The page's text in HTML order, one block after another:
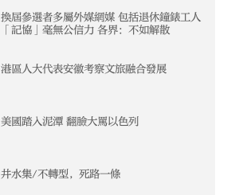
換屆參選者多屬外媒網媒 包括退休鐘錶工人
「記協」毫無公信力 各界：不如解散
港區人大代表安徽考察文旅融合發展
美國踏入泥潭 翻臉大罵以色列
井水集/不轉型，死路一條